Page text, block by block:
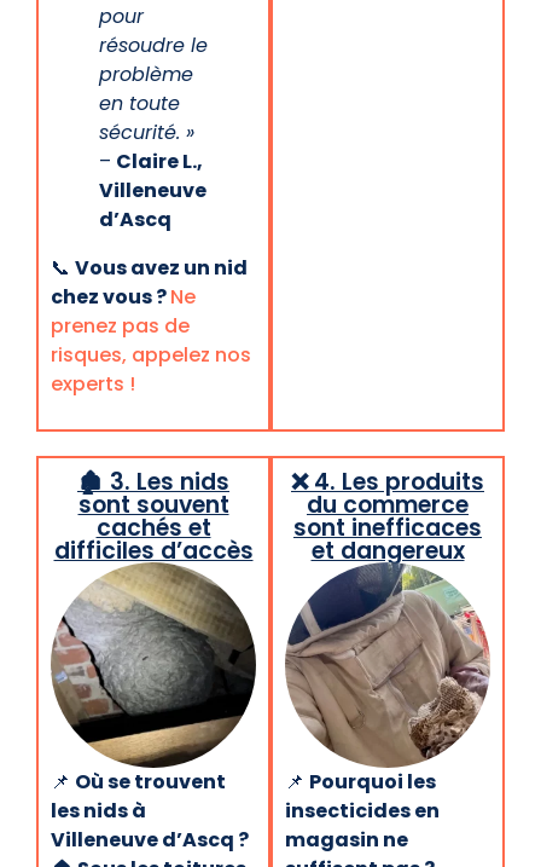
pour
résoudre le
problème
en toute
sécurité. »
– Claire L.,
Villeneuve
d’Ascq
📞 Vous avez un nid
chez vous ?Ne
prenez pas de
risques, appelez nos
experts !
🏚️ 3. Les nids
sont souvent
cachés et
difficiles d’accès
📌 Où se trouvent
les nids à
Villeneuve d’Ascq ?
❌ 4. Les produits
du commerce
sont inefficaces
et dangereux
📌 Pourquoi les
insecticides en
magasin ne